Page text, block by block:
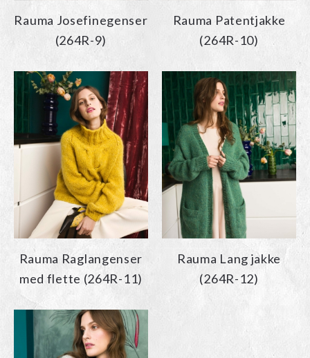
Rauma Josefinegenser
(264R-9)
Rauma Patentjakke
(264R-10)
Rauma Raglangenser
med flette (264R-11)
Rauma Lang jakke
(264R-12)